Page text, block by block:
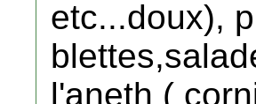
etc...doux),
l'aneth (